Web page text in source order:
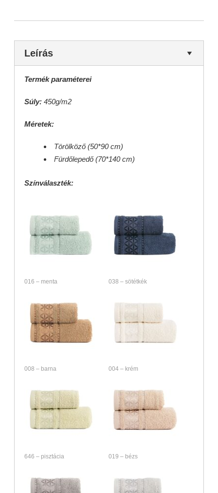
Leírás
Termék paraméterei
Súly: 450g/m2
Méretek:
Törölköző (50*90 cm)
Fürdőlepedő (70*140 cm)
Színválaszték:
016 – menta 038 – sötétkék
008 – barna 004 – krém
646 – pisztácia 019 – bézs